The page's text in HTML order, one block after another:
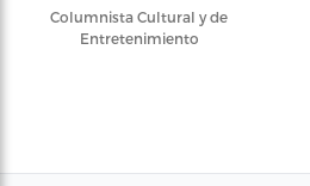
Columnista Cultural y de
Entretenimiento